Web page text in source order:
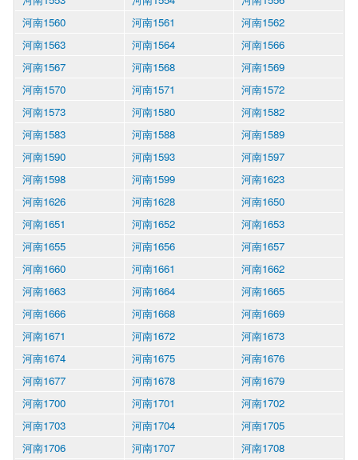
河南1560
河南1561
河南1562
河南1563
河南1564
河南1566
河南1567
河南1568
河南1569
河南1570
河南1571
河南1572
河南1573
河南1580
河南1582
河南1583
河南1588
河南1589
河南1590
河南1593
河南1597
河南1598
河南1599
河南1623
河南1626
河南1628
河南1650
河南1651
河南1652
河南1653
河南1655
河南1656
河南1657
河南1660
河南1661
河南1662
河南1663
河南1664
河南1665
河南1666
河南1668
河南1669
河南1671
河南1672
河南1673
河南1674
河南1675
河南1676
河南1677
河南1678
河南1679
河南1700
河南1701
河南1702
河南1703
河南1704
河南1705
河南1706
河南1707
河南1708